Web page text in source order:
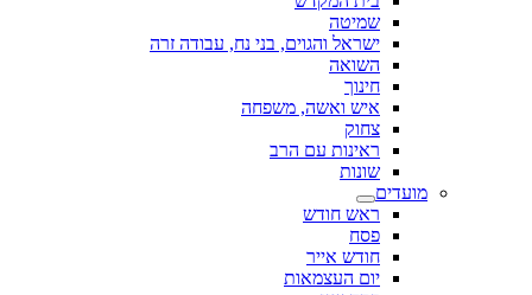
שמיטה
ישראל והגוים, בני נח, עבודה זרה
השואה
חינוך
איש ואשה, משפחה
צחוק
ראינות עם הרב
שונות
מועדים
ראש חודש
פסח
חודש אייר
יום העצמאות